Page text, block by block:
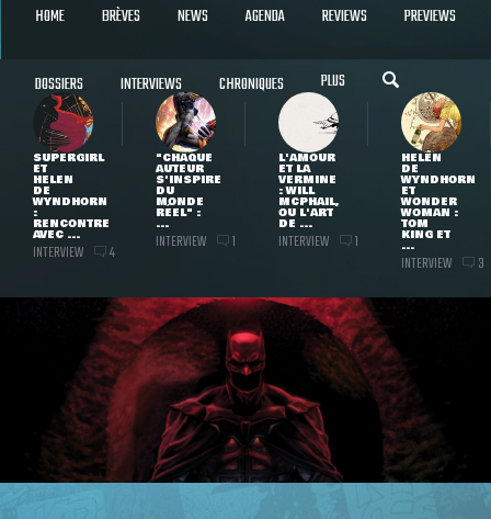
HOME BRÈVES NEWS AGENDA REVIEWS PREVIEWS
DOSSIERS INTERVIEWS CHRONIQUES PLUS
SUPERGIRL
ET
HELEN
DE
WYNDHORN
:
RENCONTRE
AVEC ...
INTERVIEW 4
"CHAQUE
AUTEUR
S'INSPIRE
DU
MONDE
RÉEL" :
...
INTERVIEW 1
L'AMOUR
ET LA
VERMINE
: WILL
MCPHAIL,
OU L'ART
DE ...
INTERVIEW 1
HELEN
DE
WYNDHORN
ET
WONDER
WOMAN :
TOM
KING ET
...
INTERVIEW 3